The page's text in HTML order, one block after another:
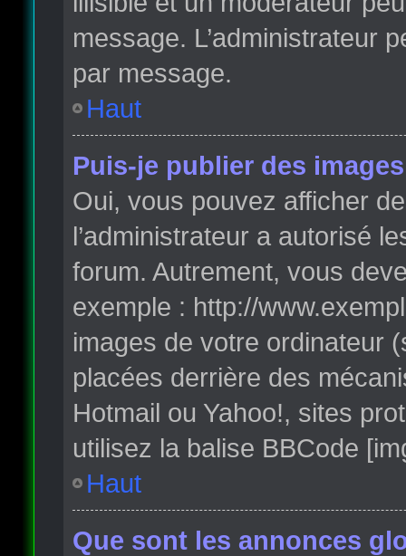
message. L’administrateur
par message.
Haut
Puis-je publier des
Oui, vous pouvez afficher
l’administrateur a autorisé
forum. Autrement, vous
exemple : http://
images de votre ordinateur
placées derrière des
Hotmail ou Yahoo!, sites
utilisez la balise BBCode
Haut
Que sont les annonces